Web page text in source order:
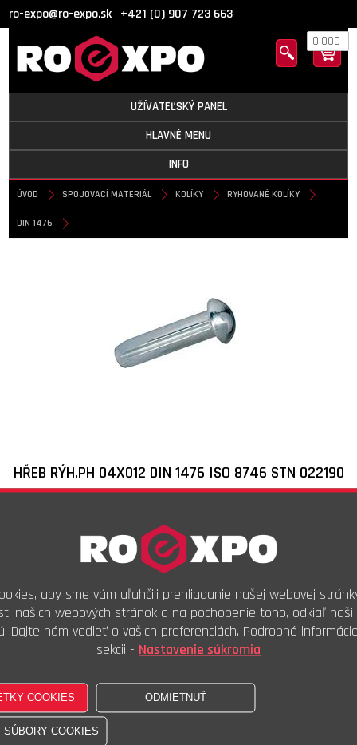
ro-expo@ro-expo.sk | +421 (0) 907 723 663
0,000
UŽÍVATEĽSKÝ PANEL
HLAVNÉ MENU
INFO
ÚVOD SPOJOVACÍ MATERIÁL KOLÍKY RYHOVANÉ KOLÍKY
DIN 1476
HŘEB RÝH.PH 04X012 DIN 1476 ISO 8746 STN 022190
Objednávkový kód: 18830.18.00.040.012
4,92€s DPH
€
100ks
Kúpiť
aby sme vám uľahčili prehliadanie našej webovej
našich webových stránok a na pochopenie toho, odkiaľ naši
Dajte nám vedieť o vašich preferenciách. Podrobné
sekcii - Nastavenie súkromia